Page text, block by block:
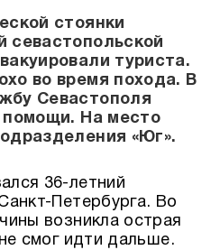
стоянки
севастопольской
туриста.
во время похода. В
Севастополя
помощи. На место
«Юг».
36-летний
Петербурга. Во
возникла острая
смог идти дальше.